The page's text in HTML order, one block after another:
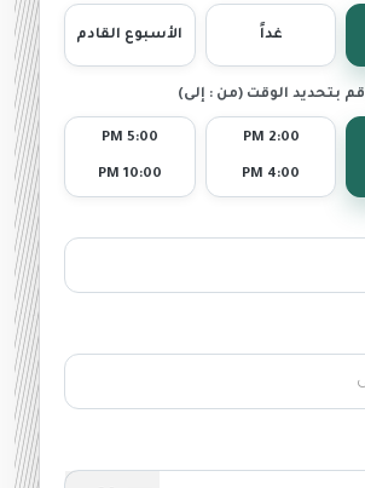
غداً الأسبوع القادم
قم بتحديد الوقت (من : إلى)
2:00 PM
4:00 PM
5:00 PM
10:00 PM